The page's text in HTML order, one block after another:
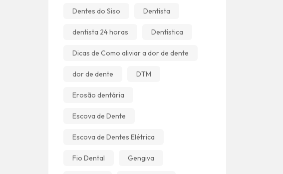
Dentes do Siso Dentista
dentista 24 horas Dentística
Dicas de Como aliviar a dor de dente
dor de dente DTM
Erosão dentária
Escova de Dente
Escova de Dentes Elétrica
Fio Dental Gengiva